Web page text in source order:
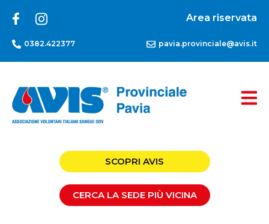
Area riservata
0382.422377 pavia.provinciale@avis.it
SCOPRI AVIS
CERCA LA SEDE PIÙ VICINA